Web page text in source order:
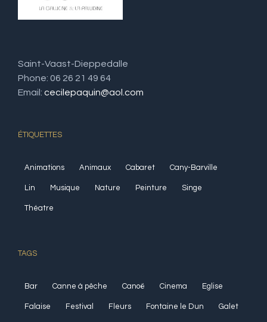
Saint-Vaast-Dieppedalle
Phone: 06 26 21 49 64
Email: cecilepaquin@aol.com
ÉTIQUETTES
Animations Animaux Cabaret Cany-Barville
Lin Musique Nature Peinture Singe
Théatre
TAGS
Bar Canne à pêche Canoë Cinema Eglise
Falaise Festival Fleurs Fontaine le Dun Galet